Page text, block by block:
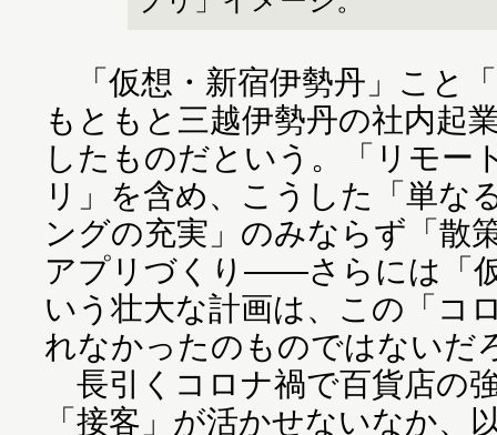
「仮想・新宿伊勢丹」こと
もともと三越伊勢丹の社内起
したものだという。「リモー
リ」を含め、こうした「単な
ングの充実」のみならず「散
アプリづくり――さらには「
いう壮大な計画は、この「コ
れなかったのものではないだ
長引くコロナ禍で百貨店の
「接客」が活かせないなか、